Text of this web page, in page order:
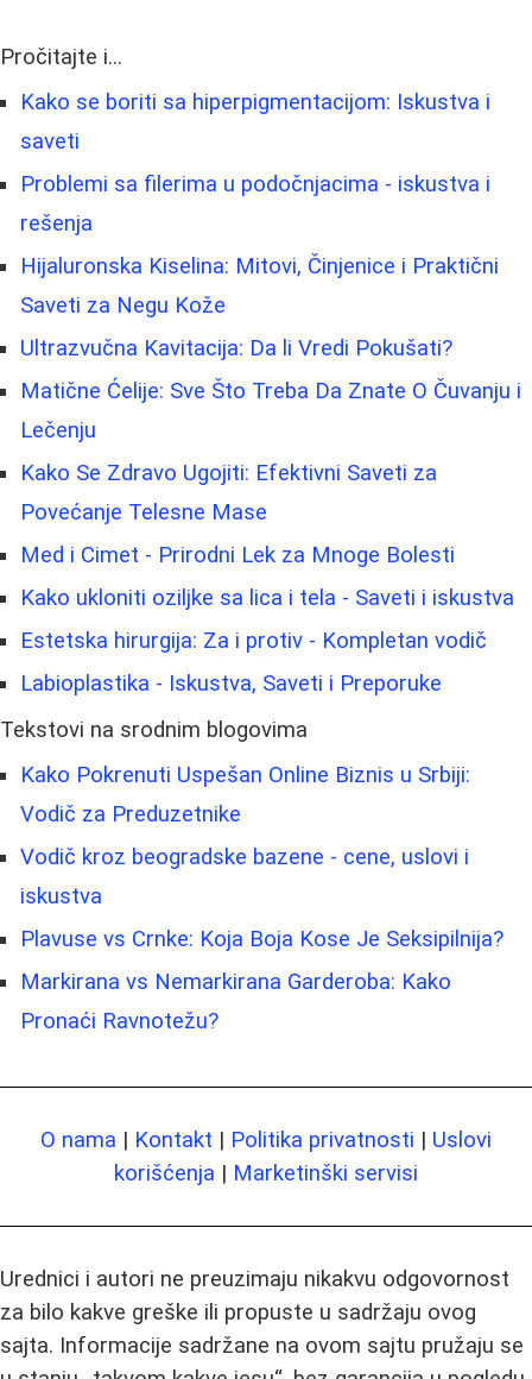
Pročitajte i...
Kako se boriti sa hiperpigmentacijom: Iskustva i
saveti
Problemi sa filerima u podočnjacima - iskustva i
rešenja
Hijaluronska Kiselina: Mitovi, Činjenice i Praktični
Saveti za Negu Kože
Ultrazvučna Kavitacija: Da li Vredi Pokušati?
Matične Ćelije: Sve Što Treba Da Znate O Čuvanju i
Lečenju
Kako Se Zdravo Ugojiti: Efektivni Saveti za
Povećanje Telesne Mase
Med i Cimet - Prirodni Lek za Mnoge Bolesti
Kako ukloniti oziljke sa lica i tela - Saveti i iskustva
Estetska hirurgija: Za i protiv - Kompletan vodič
Labioplastika - Iskustva, Saveti i Preporuke
Tekstovi na srodnim blogovima
Kako Pokrenuti Uspešan Online Biznis u Srbiji:
Vodič za Preduzetnike
Vodič kroz beogradske bazene - cene, uslovi i
iskustva
Plavuse vs Crnke: Koja Boja Kose Je Seksipilnija?
Markirana vs Nemarkirana Garderoba: Kako
Pronaći Ravnotežu?
O nama | Kontakt | Politika privatnosti | Uslovi
korišćenja | Marketinški servisi
Urednici i autori ne preuzimaju nikakvu odgovornost
za bilo kakve greške ili propuste u sadržaju ovog
sajta. Informacije sadržane na ovom sajtu pružaju se